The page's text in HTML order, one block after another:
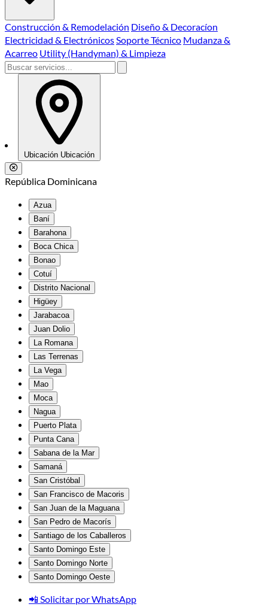
Construcción & Remodelación Diseño & Decoracíon
Electricidad & ElectrónicosSoporte Técnico Mudanza &
Acarreo Utility (Handyman) & Limpieza
Ubicación Ubicación
República Dominicana
Azua
Baní
Barahona
Boca Chica
Bonao
Cotuí
Distrito Nacional
Higüey
Jarabacoa
Juan Dolio
La Romana
Las Terrenas
La Vega
Mao
Moca
Nagua
Puerto Plata
Punta Cana
Sabana de la Mar
Samaná
San Cristóbal
San Francisco de Macoris
San Juan de la Maguana
San Pedro de Macorís
Santiago de los Caballeros
Santo Domingo Este
Santo Domingo Norte
Santo Domingo Oeste
📲 Solicitar por WhatsApp